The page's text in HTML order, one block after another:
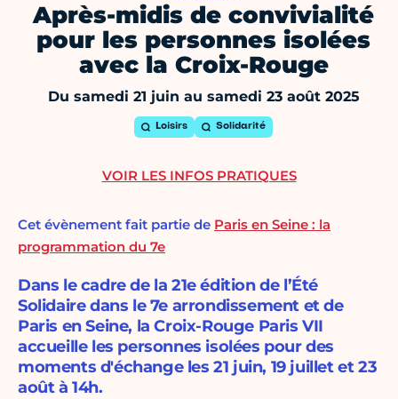
Après-midis de convivialité
pour les personnes isolées
avec la Croix-Rouge
Du samedi 21 juin au samedi 23 août 2025
Loisirs Solidarité
Cet évènement fait partie de Paris en Seine : la
programmation du 7e
Dans le cadre de la 21e édition de l’Été
Solidaire dans le 7e arrondissement et de
Paris en Seine, la Croix-Rouge Paris VII
accueille les personnes isolées pour des
moments d'échange les 21 juin, 19 juillet et 23
août à 14h.
VOIR LES INFOS PRATIQUES